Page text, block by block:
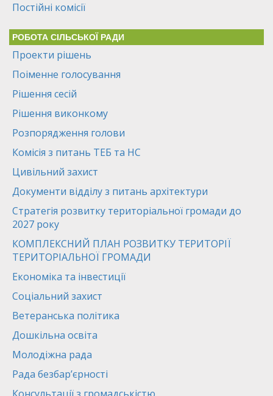
Постійні комісії
РОБОТА СІЛЬСЬКОЇ РАДИ
Проекти рішень
Поіменне голосування
Рішення сесій
Рішення виконкому
Розпорядження голови
Комісія з питань ТЕБ та НС
Цивільний захист
Документи відділу з питань архітектури
Стратегія розвитку територіальної громади до
2027 року
КОМПЛЕКСНИЙ ПЛАН РОЗВИТКУ ТЕРИТОРІЇ
ТЕРИТОРІАЛЬНОЇ ГРОМАДИ
Економіка та інвестиції
Соціальний захист
Ветеранська політика
Дошкільна освіта
Молодіжна рада
Рада безбар’єрності